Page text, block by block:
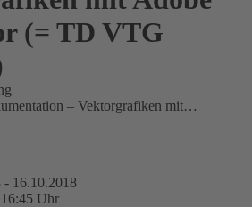
(= TD VTG
– Vektorgrafiken mit…
- 16.10.2018
Uhr